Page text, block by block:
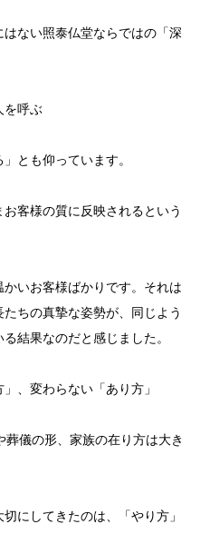
ない照泰仏堂ならではの「深
を呼ぶ
とも仰っています。
客様の質に反映されるという
いお客様ばかりです。それは
ちの真摯な姿勢が、同じよう
結果なのだと感じました。
、変わらない「あり方」
儀の形、家族の在り方は大き
にしてきたのは、「やり方」